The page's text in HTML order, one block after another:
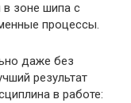
зоне шипа с
процессы.
даже без
результат
в работе: